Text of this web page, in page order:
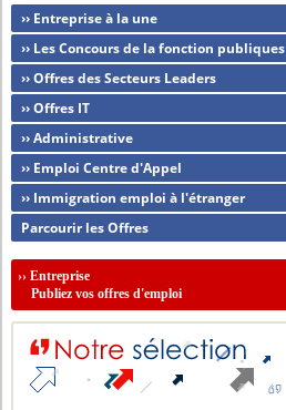
›› Entreprise à la une
›› Les Concours de la fonction publiques
›› Offres des Secteurs Leaders
›› Offres IT
›› Administrative
›› Emploi Centre d'Appel
›› Immigration emploi à l'étranger
Parcourir les Offres
››Entreprise
Publiez vos offres d'emploi